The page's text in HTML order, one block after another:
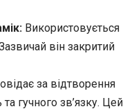
Використовується
він закритий
за відтворення
гучного зв’язку. Цей